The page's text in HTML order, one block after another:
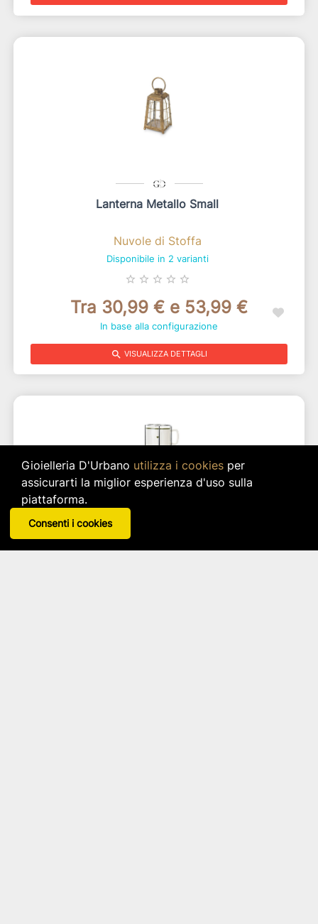
Lanterna Metallo Small
Nuvole di Stoffa
Disponibile in 2 varianti
star_border star_border star_border star_border star_border
Tra 30,99 € e 53,99 €
In base alla configurazione
search VISUALIZZA DETTAGLI
Gioielleria D'Urbano utilizza i cookiesper
assicurarti la miglior esperienza d'uso sulla
piattaforma.
Consenti i cookies